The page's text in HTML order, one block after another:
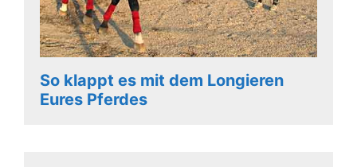
So klappt es mit dem Longieren
Eures Pferdes